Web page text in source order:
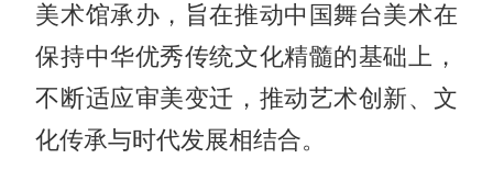
美术馆承办，旨在推动中国舞台美术在
保持中华优秀传统文化精髓的基础上，
不断适应审美变迁，推动艺术创新、文
化传承与时代发展相结合。